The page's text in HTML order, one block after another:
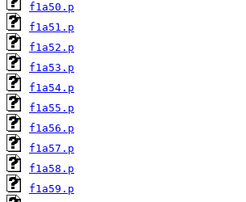
f1a50.p
f1a51.p
f1a52.p
f1a53.p
f1a54.p
f1a55.p
f1a56.p
f1a57.p
f1a58.p
f1a59.p